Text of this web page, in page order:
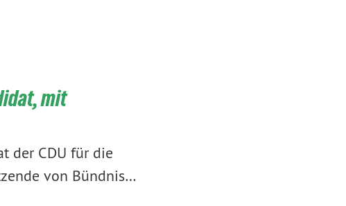
mit
der CDU für die
von Bündnis…